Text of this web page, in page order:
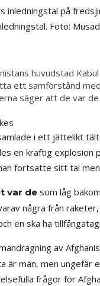
Foto:
huvudstad
ett samförstånd
säger att de var
i ett jättelikt
en kraftig explosion
fortsatte sitt tal
var de som låg
några från
en ska ha
av
män, men ungefär
frågor för